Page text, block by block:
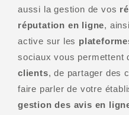
aussi la gestion de vos
réputation en ligne,
active sur les
sociaux vous permettent
clients, de partager des
faire parler de votre
gestion des avis en